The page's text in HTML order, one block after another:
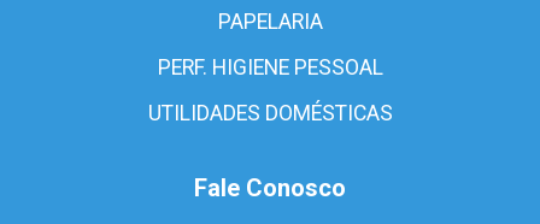
PAPELARIA
PERF. HIGIENE PESSOAL
UTILIDADES DOMÉSTICAS
Fale Conosco